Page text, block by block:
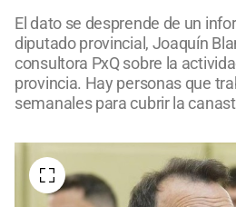
El dato se desprende de un
diputado provincial, Joaquín
consultora PxQ sobre la
provincia. Hay personas que
semanales para cubrir la